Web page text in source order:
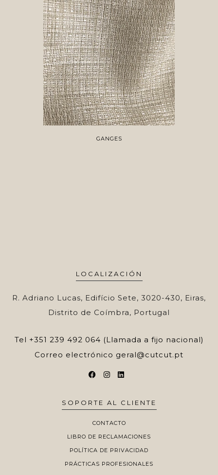
GANGES
LOCALIZACIÓN
R. Adriano Lucas, Edifício Sete, 3020-430, Eiras,
Distrito de Coímbra, Portugal
Tel +351 239 492 064 (Llamada a fijo nacional)
Correo electrónico geral@cutcut.pt
SOPORTE AL CLIENTE
CONTACTO
LIBRO DE RECLAMACIONES
POLÍTICA DE PRIVACIDAD
PRÁCTICAS PROFESIONALES